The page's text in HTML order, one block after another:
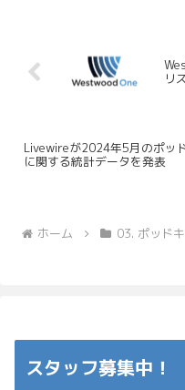
リ
Livewireが2024年5月のポッ
に関する統計データを発表
ホーム 03. ポッド
スタッフ募集中！